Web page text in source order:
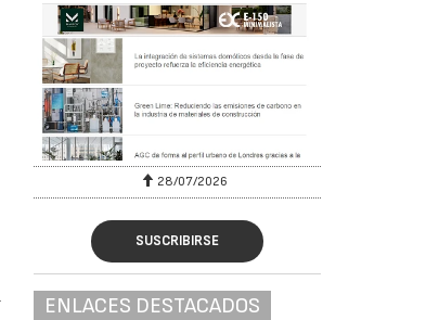
28/07/2026
SUSCRIBIRSE
ENLACES DESTACADOS